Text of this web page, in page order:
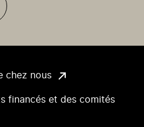
chez nous
financés et des comités